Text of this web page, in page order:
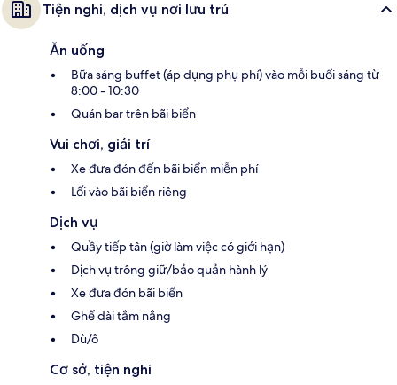
Tiện nghi, dịch vụ nơi lưu trú
Ăn uống
Bữa sáng buffet (áp dụng phụ phí) vào mỗi buổi sáng từ
8:00 - 10:30
Quán bar trên bãi biển
Vui chơi, giải trí
Xe đưa đón đến bãi biển miễn phí
Lối vào bãi biển riêng
Dịch vụ
Quầy tiếp tân (giờ làm việc có giới hạn)
Dịch vụ trông giữ/bảo quản hành lý
Xe đưa đón bãi biển
Ghế dài tắm nắng
Dù/ô
Cơ sở, tiện nghi